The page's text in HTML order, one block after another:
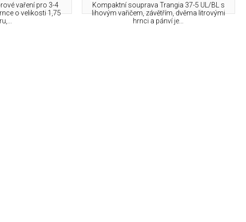
vaření pro 3-4
o velikosti 1,75
Kompaktní souprava Trangia 37-5 UL/BL s
lihovým vařičem, závětřím, dvěma litrovými
hrnci a pánví je...